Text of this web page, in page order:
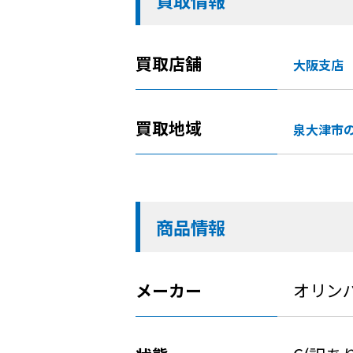
買取店舗 大阪支店
買取地域 泉大津市
商品情報
メーカー オリン